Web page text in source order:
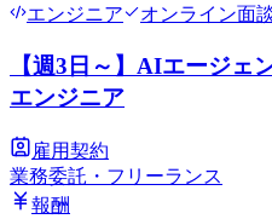
エンジニア
オンライン面
【週3日～】AIエージェ
エンジニア
雇用契約
業務委託・フリーランス
報酬